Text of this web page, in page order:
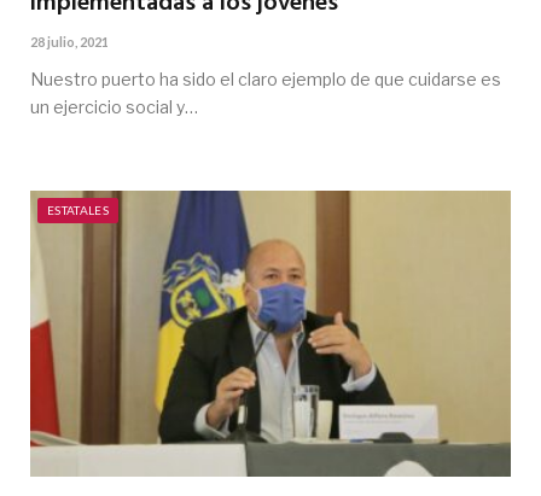
28 julio, 2021
Nuestro puerto ha sido el claro ejemplo de que cuidarse es
un ejercicio social y…
ESTATALES